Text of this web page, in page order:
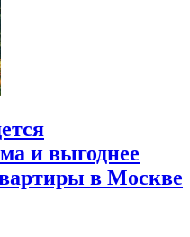
и выгоднее
в Москве